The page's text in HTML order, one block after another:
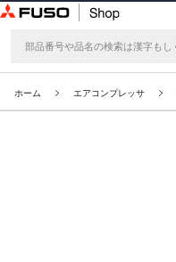
ホーム エアコンプレッサ